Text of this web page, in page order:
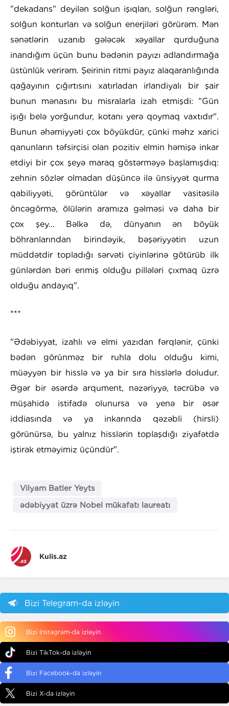
"dekadans" deyilən solğun işıqları, solğun rəngləri,
solğun konturları və solğun enerjiləri görürəm. Mən
sənətlərin uzanıb gələcək xəyallar qurduğuna
inandığım üçün bunu bədənin payızı adlandırmağa
üstünlük verirəm. Şeirinin ritmi payız alaqaranlığında
qağayının çığırtısını xatırladan irlandiyalı bir şair
bunun mənasını bu misralarla izah etmişdi: "Gün
işığı belə yorğundur, kotanı yerə qoymaq vaxtıdır".
Bunun əhəmiyyəti çox böyükdür, çünki məhz xarici
qanunların təfsirçisi olan pozitiv elmin həmişə inkar
etdiyi bir çox şeyə maraq göstərməyə başlamışdıq:
zehnin sözlər olmadan düşüncə ilə ünsiyyət qurma
qabiliyyəti, görüntülər və xəyallar vasitəsilə
öncəgörmə, ölülərin aramıza gəlməsi və daha bir
çox şey... Bəlkə də, dünyanın ən böyük
böhranlarından birindəyik, bəşəriyyətin uzun
müddətdir topladığı sərvəti çiyinlərinə götürüb ilk
günlərdən bəri enmiş olduğu pillələri çıxmaq üzrə
olduğu andayıq".
***
"Ədəbiyyat, izahlı və elmi yazıdan fərqlənir, çünki
bədən görünməz bir ruhla dolu olduğu kimi,
müəyyən bir hisslə və ya bir sıra hisslərlə doludur.
Əgər bir əsərdə arqument, nəzəriyyə, təcrübə və
müşahidə istifadə olunursa və yenə bir əsər
iddiasında və ya inkarında qəzəbli (hirsli)
görünürsə, bu yalnız hisslərin toplaşdığı ziyafətdə
iştirak etməyimiz üçündür".
Vilyam Batler Yeyts
ədəbiyyat üzrə Nobel mükafatı laureatı
Kulis.az
Bizi Telegram-da izləyin
Bizi Instagram-da izləyin
Bizi TikTok-da izləyin
Bizi Facebook-da izləyin
Bizi X-da izləyin